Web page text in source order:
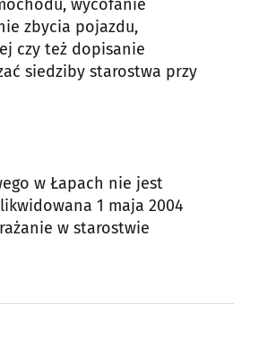
wycofanie
zbycia pojazdu,
czy też dopisanie
siedziby starostwa przy
w Łapach nie jest
1 maja 2004
w starostwie